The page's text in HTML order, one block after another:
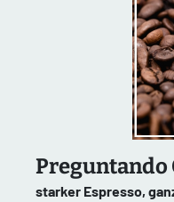
Preguntando
starker Espresso,